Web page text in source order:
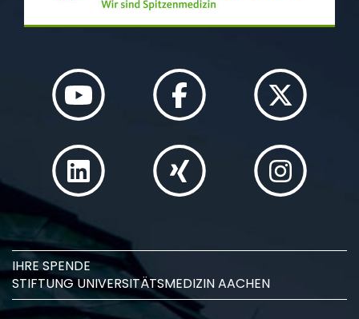
IHRE SPENDE
STIFTUNG UNIVERSITÄTSMEDIZIN AACHEN